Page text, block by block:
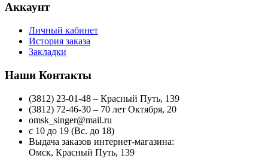
Аккаунт
Личный кабинет
История заказа
Закладки
Наши Контакты
(3812) 23-01-48 – Красный Путь, 139
(3812) 72-46-30 – 70 лет Октября, 20
omsk_singer@mail.ru
с 10 до 19 (Вс. до 18)
Выдача заказов интернет-магазина:
Омск, Красный Путь, 139